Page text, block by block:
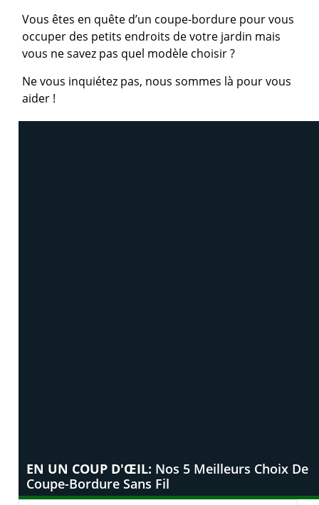
Vous êtes en quête d’un coupe-bordure pour vous
occuper des petits endroits de votre jardin mais
vous ne savez pas quel modèle choisir ?
Ne vous inquiétez pas, nous sommes là pour vous
aider !
EN UN COUP D'ŒIL: Nos 5 Meilleurs Choix De
Coupe-Bordure Sans Fil